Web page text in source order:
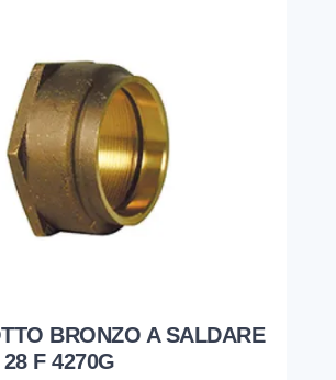
BRONZO A SALDARE
F 4270G